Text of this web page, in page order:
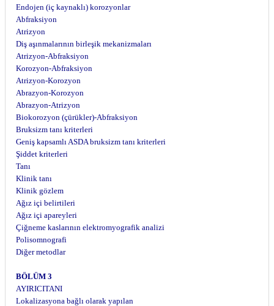
Endojen (iç kaynaklı) korozyonlar
Abfraksiyon
Atrizyon
Diş aşınmalarının birleşik mekanizmaları
Atrizyon-Abfraksiyon
Korozyon-Abfraksiyon
Atrizyon-Korozyon
Abrazyon-Korozyon
Abrazyon-Atrizyon
Biokorozyon (çürükler)-Abfraksiyon
Bruksizm tanı kriterleri
Geniş kapsamlı ASDA bruksizm tanı kriterleri
Şiddet kriterleri
Tanı
Klinik tanı
Klinik gözlem
Ağız içi belirtileri
Ağız içi apareyleri
Çiğneme kaslarının elektromyografik analizi
Polisomnografi
Diğer metodlar
BÖLÜM 3
AYIRICITANI
Lokalizasyona bağlı olarak yapılan